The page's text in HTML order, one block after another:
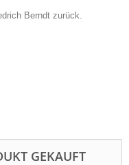
Berndt zurück.
GEKAUFT